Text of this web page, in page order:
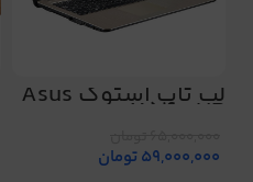
لپ تاپ استوک Asus X540 UB
59,000,000تومان